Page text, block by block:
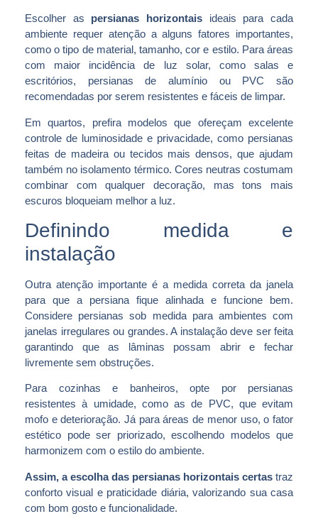
Escolher as persianas horizontais ideais para cada
ambiente requer atenção a alguns fatores importantes,
como o tipo de material, tamanho, cor e estilo. Para áreas
com maior incidência de luz solar, como salas e
escritórios, persianas de alumínio ou PVC são
recomendadas por serem resistentes e fáceis de limpar.
Em quartos, prefira modelos que ofereçam excelente
controle de luminosidade e privacidade, como persianas
feitas de madeira ou tecidos mais densos, que ajudam
também no isolamento térmico. Cores neutras costumam
combinar com qualquer decoração, mas tons mais
escuros bloqueiam melhor a luz.
Definindo medida e
instalação
Outra atenção importante é a medida correta da janela
para que a persiana fique alinhada e funcione bem.
Considere persianas sob medida para ambientes com
janelas irregulares ou grandes. A instalação deve ser feita
garantindo que as lâminas possam abrir e fechar
livremente sem obstruções.
Para cozinhas e banheiros, opte por persianas
resistentes à umidade, como as de PVC, que evitam
mofo e deterioração. Já para áreas de menor uso, o fator
estético pode ser priorizado, escolhendo modelos que
harmonizem com o estilo do ambiente.
Assim, a escolha das persianas horizontais certas traz
conforto visual e praticidade diária, valorizando sua casa
com bom gosto e funcionalidade.